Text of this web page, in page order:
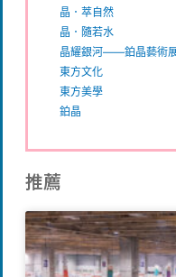
晶．萃自然
晶．隨若水
晶耀銀河——鉑晶藝術
東方文化
東方美學
鉑晶
推薦